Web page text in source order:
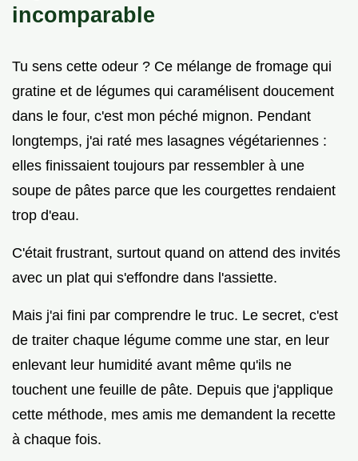
incomparable
Tu sens cette odeur ? Ce mélange de fromage qui
gratine et de légumes qui caramélisent doucement
dans le four, c'est mon péché mignon. Pendant
longtemps, j'ai raté mes lasagnes végétariennes :
elles finissaient toujours par ressembler à une
soupe de pâtes parce que les courgettes rendaient
trop d'eau.
C'était frustrant, surtout quand on attend des invités
avec un plat qui s'effondre dans l'assiette.
Mais j'ai fini par comprendre le truc. Le secret, c'est
de traiter chaque légume comme une star, en leur
enlevant leur humidité avant même qu'ils ne
touchent une feuille de pâte. Depuis que j'applique
cette méthode, mes amis me demandent la recette
à chaque fois.